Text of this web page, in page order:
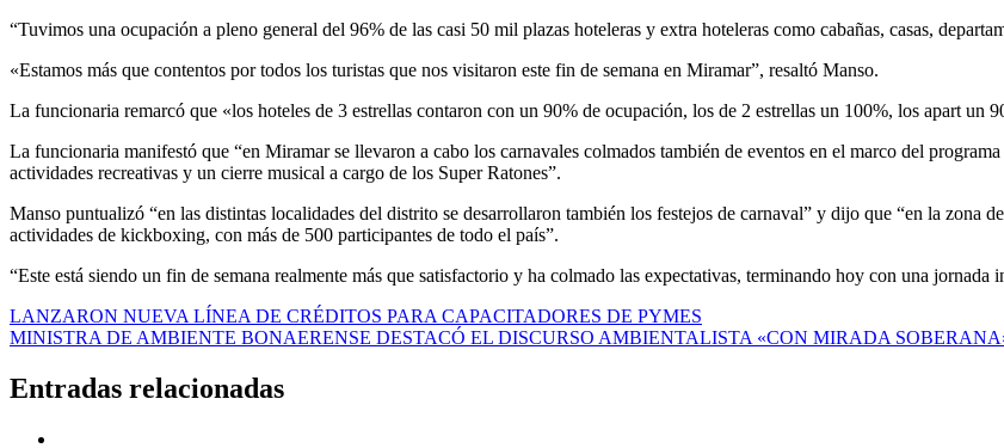
“Tuvimos una ocupación a pleno general del 96% de las casi 50 mil plazas hoteleras y extra hoteleras como cabañas, casas,
«Estamos más que contentos por todos los turistas que nos visitaron este fin de semana en Miramar”, resaltó Manso.
La funcionaria remarcó que «los hoteles de 3 estrellas contaron con un 90% de ocupación, los de 2 estrellas un 100%, los apart un
La funcionaria manifestó que “en Miramar se llevaron a cabo los carnavales colmados también de eventos en el marco del
actividades recreativas y un cierre musical a cargo de los Super Ratones”.
Manso puntualizó “en las distintas localidades del distrito se desarrollaron también los festejos de carnaval” y dijo que “en la zona
actividades de kickboxing, con más de 500 participantes de todo el país”.
“Este está siendo un fin de semana realmente más que satisfactorio y ha colmado las expectativas, terminando hoy con una
Navegación
de
entradas
LANZARON NUEVA LÍNEA DE CRÉDITOS PARA CAPACITADORES DE PYMES
MINISTRA DE AMBIENTE BONAERENSE DESTACÓ EL DISCURSO AMBIENTALISTA «CON MIRADA
Entradas relacionadas